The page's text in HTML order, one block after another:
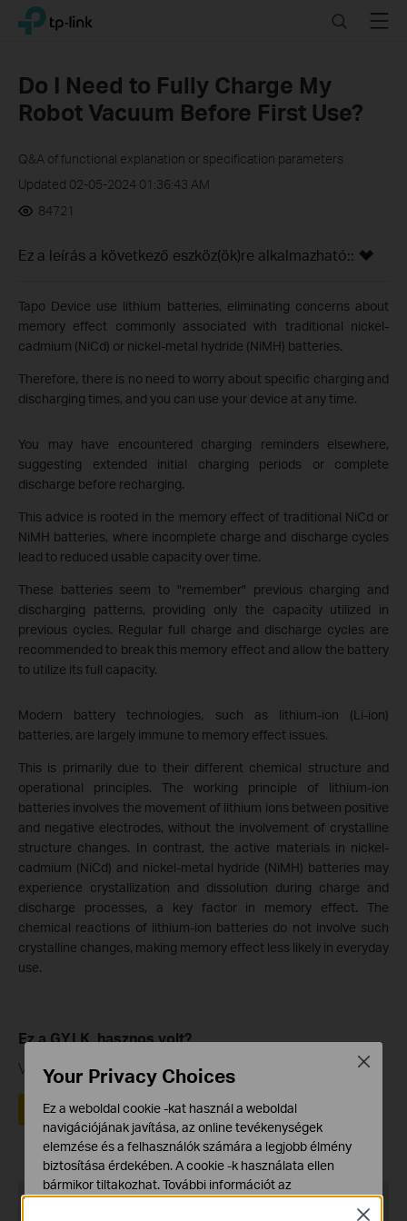
Click
navigation
TP-Link, Reliably Smart SearchMenu
Do I Need to Fully Charge My
Robot Vacuum Before First Use?
Q&A of functional explanation or specification parameters
Updated 02-05-2024 01:36:43 AM
84721
Ez a leírás a következő eszköz(ök)re alkalmazható::
Tapo Device use lithium batteries, eliminating concerns about
memory effect commonly associated with traditional nickel-
cadmium (NiCd) or nickel-metal hydride (NiMH) batteries.
Therefore, there is no need to worry about specific charging and
discharging times, and you can use your device at any time.
You may have encountered charging reminders elsewhere,
suggesting extended initial charging periods or complete
discharge before recharging.
This advice is rooted in the memory effect of traditional NiCd or
NiMH batteries, where incomplete charge and discharge cycles
lead to reduced usable capacity over time.
These batteries seem to "remember" previous charging and
discharging patterns, providing only the capacity utilized in
previous cycles. Regular full charge and discharge cycles are
recommended to break this memory effect and allow the battery
to utilize its full capacity.
Modern battery technologies, such as lithium-ion (Li-ion)
batteries, are largely immune to memory effect issues.
This is primarily due to their different chemical structure and
operational principles. The working principle of lithium-ion
batteries involves the movement of lithium ions between positive
and negative electrodes, without the involvement of crystalline
structure changes. In contrast, the active materials in nickel-
cadmium (NiCd) and nickel-metal hydride (NiMH) batteries may
experience crystallization and dissolution during charge and
discharge processes, a key factor in memory effect. The
chemical reactions of lithium-ion batteries do not involve such
crystalline changes, making memory effect less likely in everyday
use.
Ez a GY.I.K. hasznos volt?
Véleménye segíti az oldal fejlesztését
Igen Nem
Recommend Products Close
Your Privacy Choices
Ez a weboldal cookie -kat használ a weboldal
navigációjának javítása, az online tevékenységek
elemzése és a felhasználók számára a legjobb élmény
biztosítása érdekében. A cookie -k használata ellen
bármikor tiltakozhat. További információt az
Close